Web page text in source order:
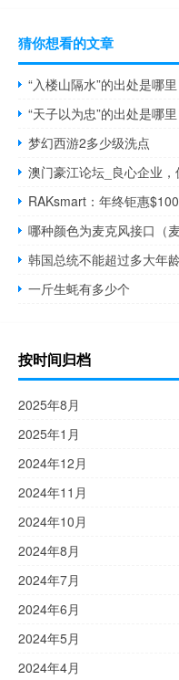
猜你想看的文章
“入楼山隔水”的出处是哪里
“天子以为忠”的出处是哪里
梦幻西游2多少级洗点
澳门豪江论坛_良心企业
哪种颜色为麦克风接口（
韩国总统不能超过多大年
一斤生蚝有多少个
按时间归档
2025年8月
2025年1月
2024年12月
2024年11月
2024年10月
2024年8月
2024年7月
2024年6月
2024年5月
2024年4月